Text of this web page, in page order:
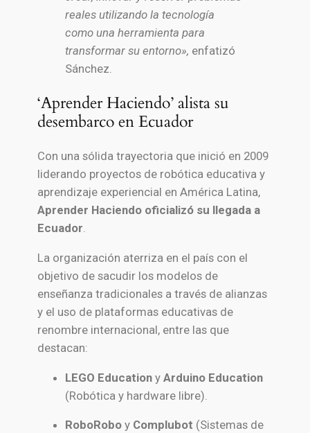
reales utilizando la tecnología
como una herramienta para
transformar su entorno», enfatizó
Sánchez.
‘Aprender Haciendo’ alista su
desembarco en Ecuador
Con una sólida trayectoria que inició en 2009
liderando proyectos de robótica educativa y
aprendizaje experiencial en América Latina,
Aprender Haciendo oficializó su llegada a
Ecuador
La organización aterriza en el país con el
objetivo de sacudir los modelos de
enseñanza tradicionales a través de alianzas
y el uso de plataformas educativas de
renombre internacional, entre las que
destacan:
LEGO Educationy Arduino Education
(Robótica y hardware libre).
RoboRoboy Complubot (Sistemas de